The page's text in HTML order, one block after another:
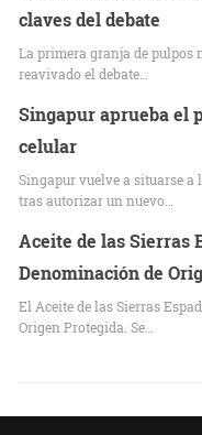
claves del debate
La primera granja de pulpos
reavivado el debate…
Singapur aprueba el
celular
Singapur vuelve a situarse
tras autorizar un nuevo…
Aceite de las Sierras
Denominación de
El Aceite de las Sierras
Origen Protegida. Se…